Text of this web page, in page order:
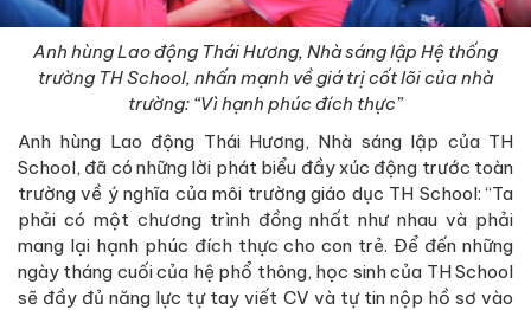
Anh hùng Lao động Thái Hương, Nhà sáng lập Hệ thống
trường TH School, nhấn mạnh về giá trị cốt lõi của nhà
trường: “Vì hạnh phúc đích thực”
Anh hùng Lao động Thái Hương, Nhà sáng lập của TH
School, đã có những lời phát biểu đầy xúc động trước toàn
trường về ý nghĩa của môi trường giáo dục TH School: “Ta
phải có một chương trình đồng nhất như nhau và phải
mang lại hạnh phúc đích thực cho con trẻ. Để đến những
ngày tháng cuối của hệ phổ thông, học sinh của TH School
sẽ đầy đủ năng lực tự tay viết CV và tự tin nộp hồ sơ vào